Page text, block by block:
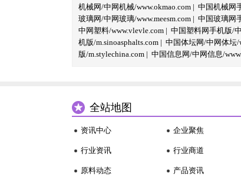
机械网/中网机械/www.okmao.com | 中国机械网
玻璃网/中网玻璃/www.meesm.com | 中国玻璃网
中网塑料/www.vlevle.com | 中国塑料网手机版/
机版/m.sinoasphalts.com | 中国体坛网/中网体坛/
版/m.stylechina.com | 中国信息网/中网信息/
全站地图
资讯中心
行业资讯
原料动态
企业聚焦
行业商道
产品资讯